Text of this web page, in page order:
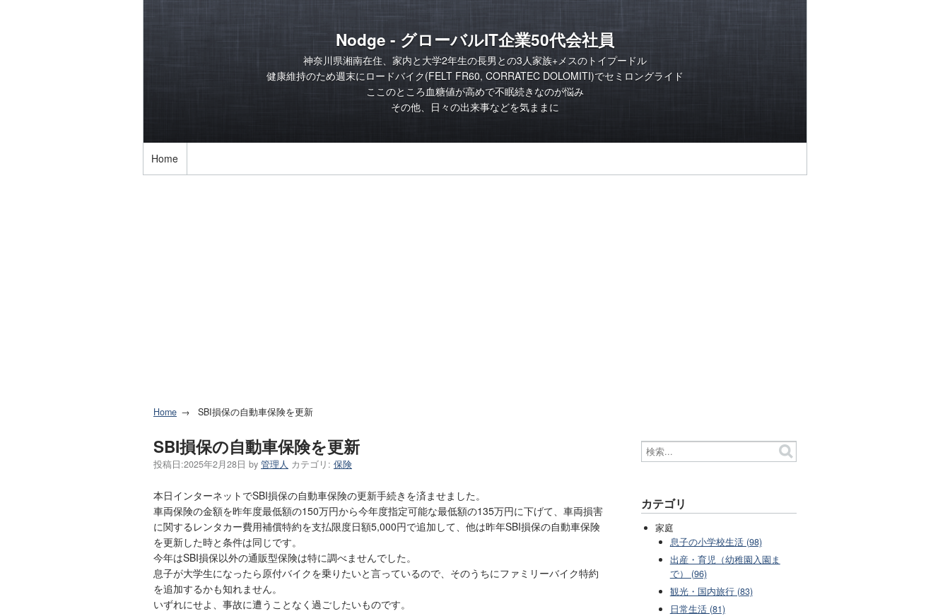
Nodge - グローバルIT企業50代会社員
神奈川県湘南在住、家内と大学2年生の長男との3人家族+メスのトイプードル
健康維持のため週末にロードバイク(FELT FR60, CORRATEC DOLOMITI)でセミロングライド
ここのところ血糖値が高めで不眠続きなのが悩み
その他、日々の出来事などを気ままに
Home
Home SBI損保の自動車保険を更新
SBI損保の自動車保険を更新
投稿日:2025年2月28日 by 管理人 カテゴリ: 保険
本日インターネットでSBI損保の自動車保険の更新手続きを済ませました。
車両保険の金額を昨年度最低額の150万円から今年度指定可能な最低額の135万円に下げて、車両損害
に関するレンタカー費用補償特約を支払限度日額5,000円で追加して、他は昨年SBI損保の自動車保険
を更新した時と条件は同じです。
今年はSBI損保以外の通販型保険は特に調べませんでした。
息子が大学生になったら原付バイクを乗りたいと言っているので、そのうちにファミリーバイク特約
を追加するかも知れません。
いずれにせよ、事故に遭うことなく過ごしたいものです。
カテゴリ
家庭
息子の小学校生活 (98)
出産・育児（幼稚園入園ま
で） (96)
観光・国内旅行 (83)
日常生活 (81)